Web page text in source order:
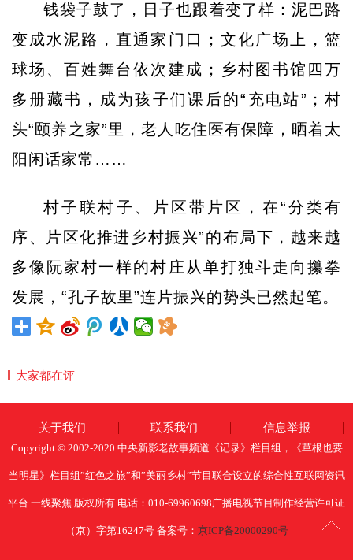
钱袋子鼓了，日子也跟着变了样：泥巴路
变成水泥路，直通家门口；文化广场上，篮
球场、百姓舞台依次建成；乡村图书馆四万
多册藏书，成为孩子们课后的“充电站”；村
头“颐养之家”里，老人吃住医有保障，晒着太
阳闲话家常……
村子联村子、片区带片区，在“分类有
序、片区化推进乡村振兴”的布局下，越来越
多像阮家村一样的村庄从单打独斗走向攥拳
发展，“孔子故里”连片振兴的势头已然起笔。
大家都在评
关于我们 联系我们 信息举报
Copyright © 2002-2020 中央新影老故事频道《记录》栏目组，《草根也要
当明星》栏目组”红色之旅”和”美丽乡村”节目联合设立的综合性互联网资讯
平台 一线聚焦 版权所有 电话：010-69960698广播电视节目制作经营许可证
（京）字第16247号 备案号： 京ICP备20000290号